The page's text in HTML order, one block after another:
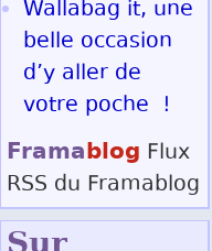
Wallabag it, une
belle occasion
d’y aller de
votre poche !
Framablog Flux
RSS du Framablog
Sur